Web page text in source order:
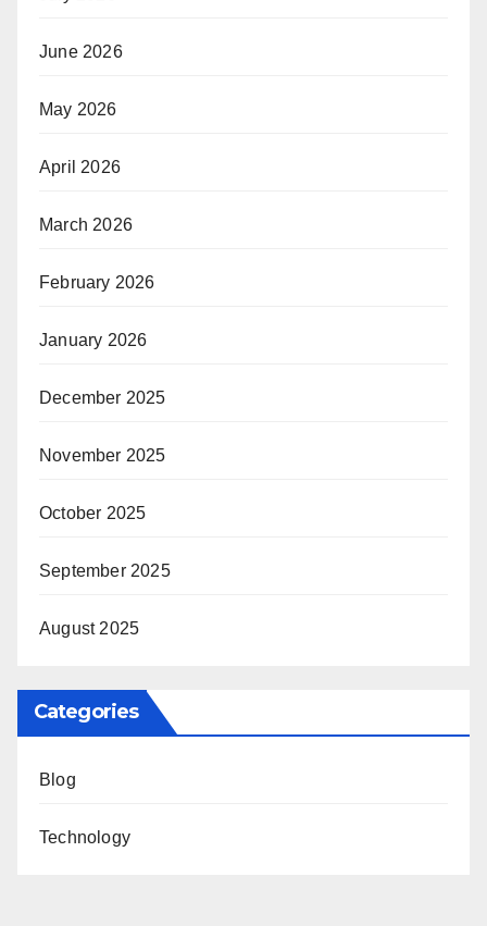
June 2026
May 2026
April 2026
March 2026
February 2026
January 2026
December 2025
November 2025
October 2025
September 2025
August 2025
Categories
Blog
Technology